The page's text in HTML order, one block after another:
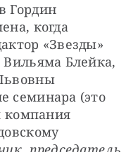
Гордин
когда
«Звезды»
Блейка,
семинара (это
компания